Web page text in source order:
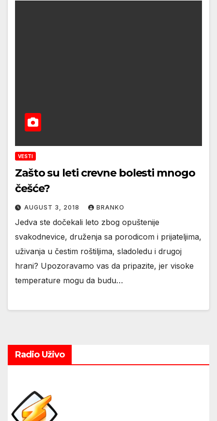
VESTI
Zašto su leti crevne bolesti mnogo
češće?
AUGUST 3, 2018 BRANKO
Jedva ste dočekali leto zbog opuštenije
svakodnevice, druženja sa porodicom i prijateljima,
uživanja u čestim roštiljima, sladoledu i drugoj
hrani? Upozoravamo vas da pripazite, jer visoke
temperature mogu da budu…
Radio Uživo